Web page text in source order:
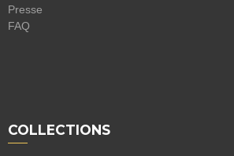
Presse
FAQ
COLLECTIONS